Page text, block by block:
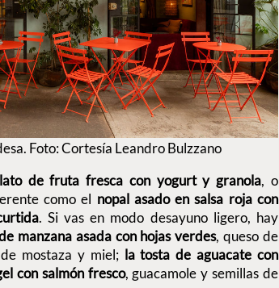
Foto: Cortesía Leandro Bulzzano
de fruta fresca con yogurt y granola, o
como el nopal asado en salsa roja con
. Si vas en modo desayuno ligero, hay
manzana asada con hojas verdes, queso de
mostaza y miel; la tosta de aguacate con
con salmón fresco, guacamole y semillas de